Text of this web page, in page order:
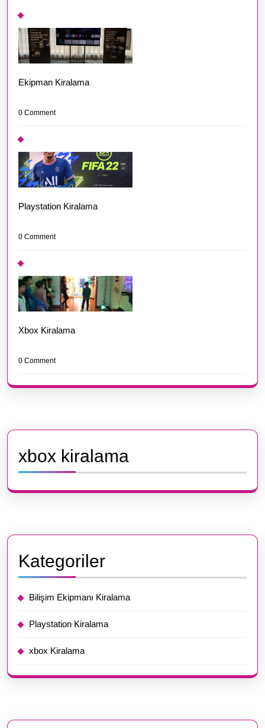
Ekipman Kiralama
0 Comment
Playstation Kiralama
0 Comment
Xbox Kiralama
0 Comment
xbox kiralama
Kategoriler
Bilişim Ekipmanı Kiralama
Playstation Kiralama
xbox Kiralama